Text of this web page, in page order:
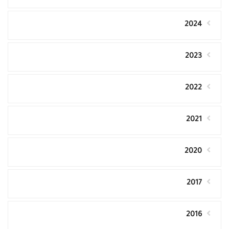
2024
2023
2022
2021
2020
2017
2016